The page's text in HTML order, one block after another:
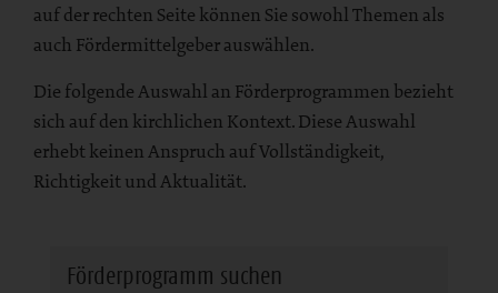
auf der rechten Seite können Sie sowohl Themen als
auch Fördermittelgeber auswählen.
Die folgende Auswahl an Förderprogrammen bezieht
sich auf den kirchlichen Kontext. Diese Auswahl
erhebt keinen Anspruch auf Vollständigkeit,
Richtigkeit und Aktualität.
Förderprogramm suchen